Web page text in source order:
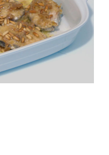
2026 en